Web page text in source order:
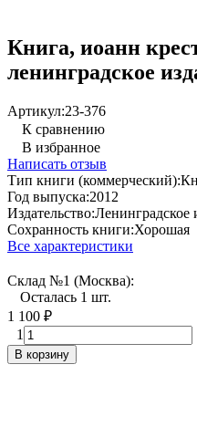
Книга, иоанн
ленинградское
Артикул:23-376
К сравнению
В избранное
Написать отзыв
Тип книги (коммерческий):
Год выпуска:2012
Издательство:Ленинградское
Сохранность книги:Хорошая
Все характеристики
Склад №1 (Москва):
Осталась 1 шт.
1 100 ₽
1
В корзину